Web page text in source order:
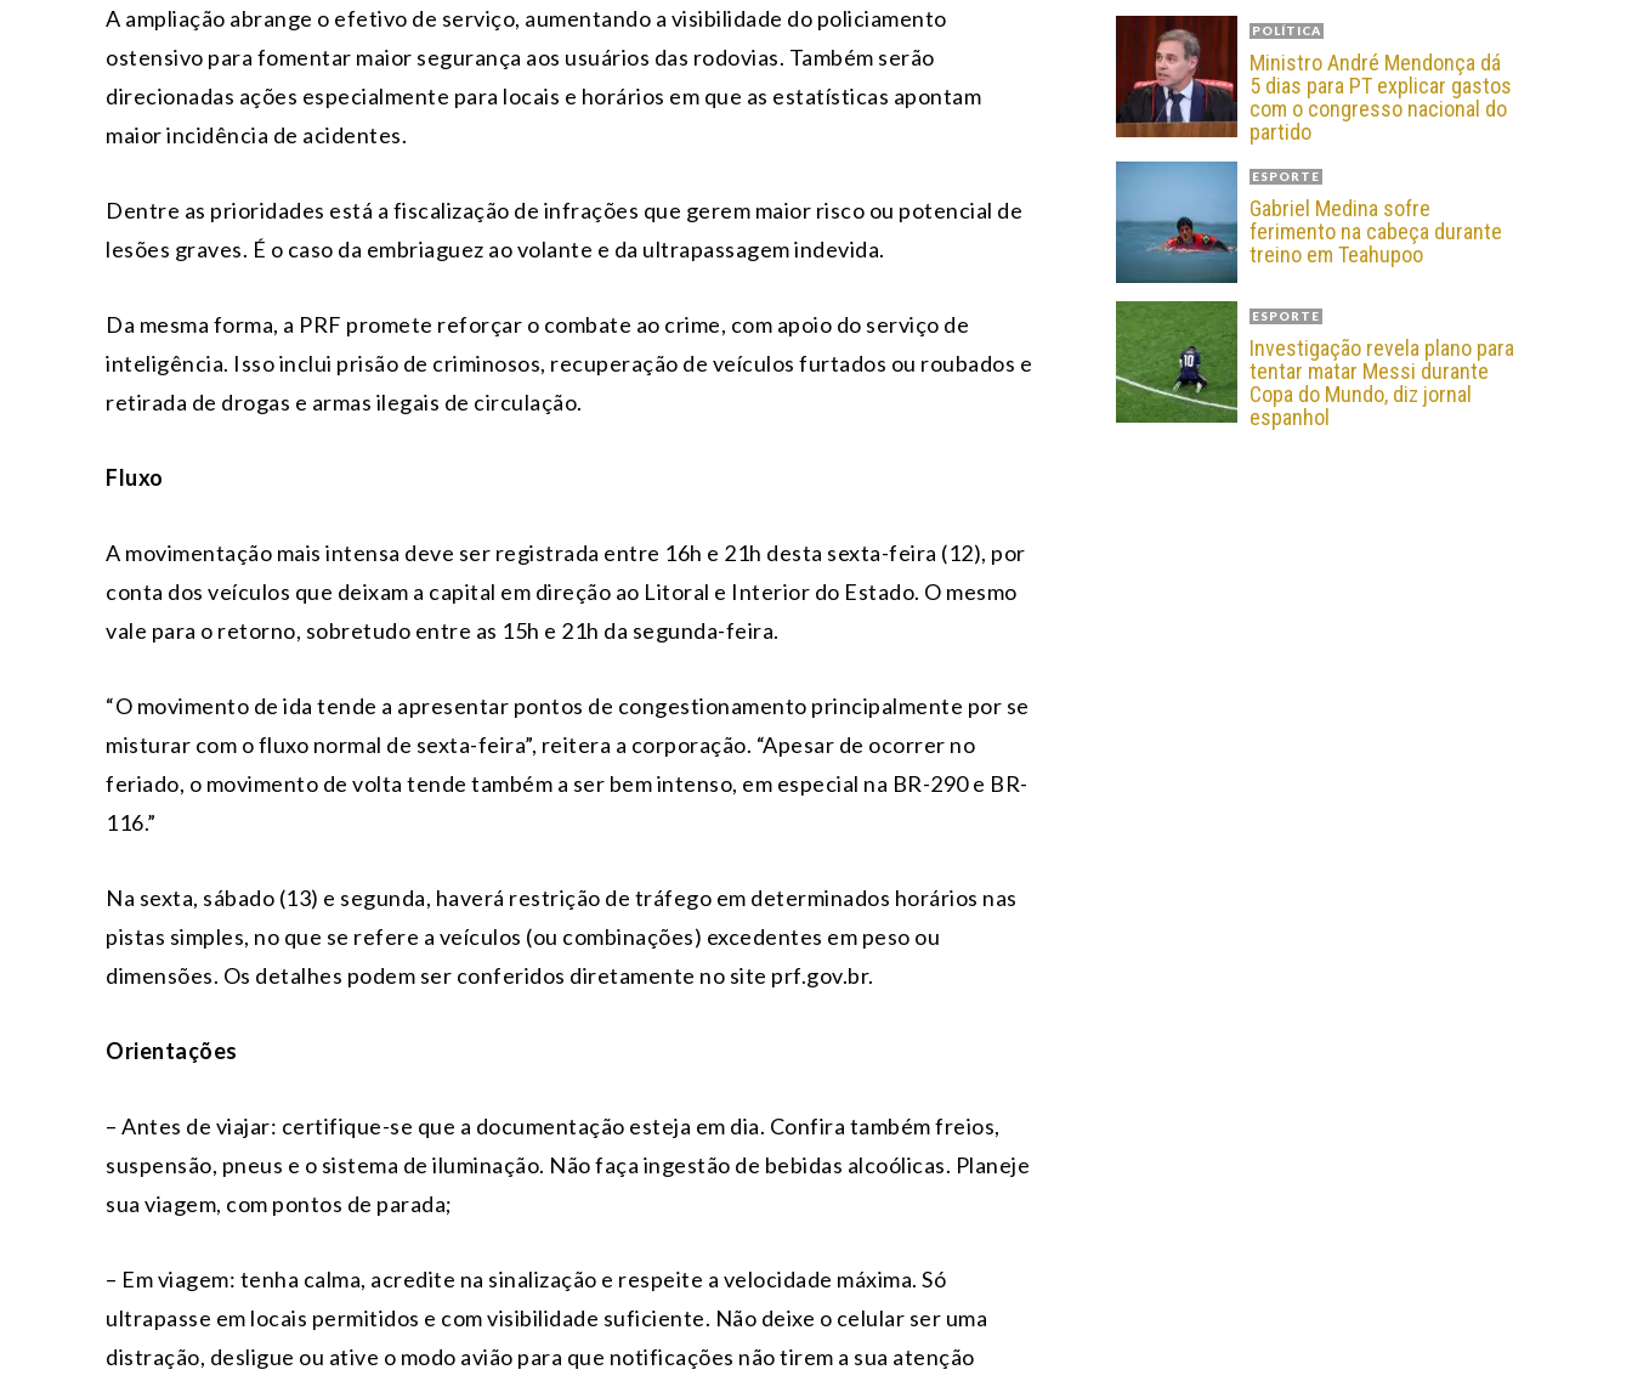
A ampliação abrange o efetivo de serviço, aumentando a visibilidade do policiamento
ostensivo para fomentar maior segurança aos usuários das rodovias. Também serão
direcionadas ações especialmente para locais e horários em que as estatísticas apontam
maior incidência de acidentes.
Dentre as prioridades está a fiscalização de infrações que gerem maior risco ou potencial de
lesões graves. É o caso da embriaguez ao volante e da ultrapassagem indevida.
Da mesma forma, a PRF promete reforçar o combate ao crime, com apoio do serviço de
inteligência. Isso inclui prisão de criminosos, recuperação de veículos furtados ou roubados e
retirada de drogas e armas ilegais de circulação.
Fluxo
A movimentação mais intensa deve ser registrada entre 16h e 21h desta sexta-feira (12), por
conta dos veículos que deixam a capital em direção ao Litoral e Interior do Estado. O mesmo
vale para o retorno, sobretudo entre as 15h e 21h da segunda-feira.
“O movimento de ida tende a apresentar pontos de congestionamento principalmente por se
misturar com o fluxo normal de sexta-feira”, reitera a corporação. “Apesar de ocorrer no
feriado, o movimento de volta tende também a ser bem intenso, em especial na BR-290 e BR-
116.”
Na sexta, sábado (13) e segunda, haverá restrição de tráfego em determinados horários nas
pistas simples, no que se refere a veículos (ou combinações) excedentes em peso ou
dimensões. Os detalhes podem ser conferidos diretamente no site prf.gov.br.
Orientações
– Antes de viajar: certifique-se que a documentação esteja em dia. Confira também freios,
suspensão, pneus e o sistema de iluminação. Não faça ingestão de bebidas alcoólicas. Planeje
sua viagem, com pontos de parada;
– Em viagem: tenha calma, acredite na sinalização e respeite a velocidade máxima. Só
ultrapasse em locais permitidos e com visibilidade suficiente. Não deixe o celular ser uma
distração, desligue ou ative o modo avião para que notificações não tirem a sua atenção
POLÍTICA
Ministro André Mendonça dá
5 dias para PT explicar gastos
com o congresso nacional do
partido
ESPORTE
Gabriel Medina sofre
ferimento na cabeça durante
treino em Teahupoo
ESPORTE
Investigação revela plano para
tentar matar Messi durante
Copa do Mundo, diz jornal
espanhol